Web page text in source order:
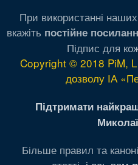
При використанні
вкажіть постійне
Підпис для
Copyright © 2018 PiM,
дозволу ІА
Підтримати
Більше правил та